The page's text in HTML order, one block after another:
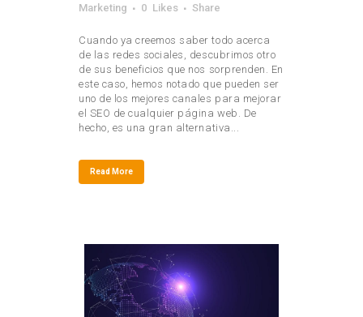
Marketing
0 Likes Share
Cuando ya creemos saber todo acerca
de las redes sociales, descubrimos otro
de sus beneficios que nos sorprenden. En
este caso, hemos notado que pueden ser
uno de los mejores canales para mejorar
el SEO de cualquier página web. De
hecho, es una gran alternativa...
Read More